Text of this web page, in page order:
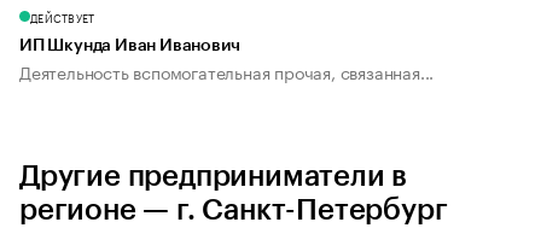
ДЕЙСТВУЕТ
ИП Шкунда Иван Иванович
Деятельность вспомогательная прочая, связанная...
Другие предприниматели в
регионе — г. Санкт-Петербург